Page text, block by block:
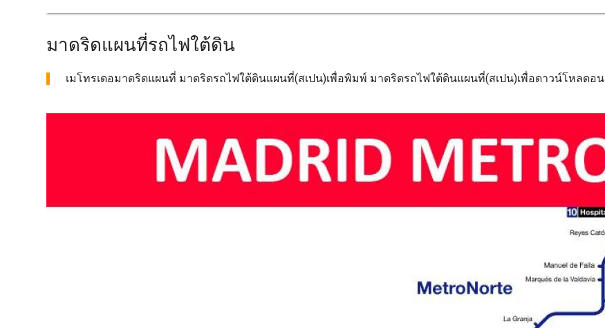
มาดริดแผนที่รถไฟใต้ดิน
เมโทรเดอมาดริดแผนที่ มาดริดรถไฟใต้ดินแผนที่(สเปน)เพื่อพิมพ์ มาดริดรถไฟใต้ดินแผนที่(สเปน)เพื่อดาวน์โหลดอน